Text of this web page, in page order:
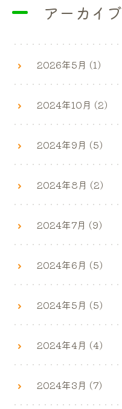
アーカイブ
2026年5月 (1)
2024年10月 (2)
2024年9月 (5)
2024年8月 (2)
2024年7月 (9)
2024年6月 (5)
2024年5月 (5)
2024年4月 (4)
2024年3月 (7)